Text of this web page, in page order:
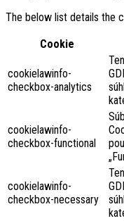
The below list details the
Cookie
cookielawinfo-
checkbox-analytics
cookielawinfo-
checkbox-functional
cookielawinfo-
checkbox-necessary